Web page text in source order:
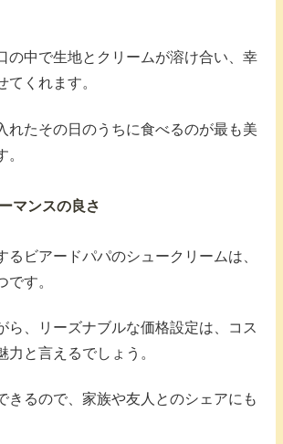
の中で生地とクリームが溶け合い、幸
てくれます。
れたその日のうちに食べるのが最も美
マンスの良さ
るビアードパパのシュークリームは、
です。
ら、リーズナブルな価格設定は、コス
力と言えるでしょう。
きるので、家族や友人とのシェアにも